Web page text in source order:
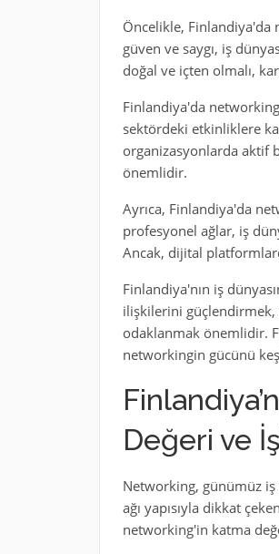
Öncelikle, Finlandiya'da
güven ve saygı, iş
doğal ve içten olmalı,
Finlandiya'da
sektördeki etkinliklere
organizasyonlarda aktif
önemlidir.
Ayrıca, Finlandiya'da
profesyonel ağlar, iş
Ancak, dijital
Finlandiya'nın iş
ilişkilerini güçlendirmek,
odaklanmak önemlidir.
networkingin gücünü
Değeri ve
Networking, günümüz
ağı yapısıyla dikkat
networking'in katma